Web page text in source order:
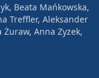
Beata Mańkowska,
Treffler, Aleksander
Żuraw, Anna Zyzek,